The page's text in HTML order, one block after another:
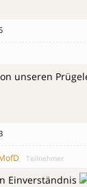
unseren
Teilnehmer
Einverständnis